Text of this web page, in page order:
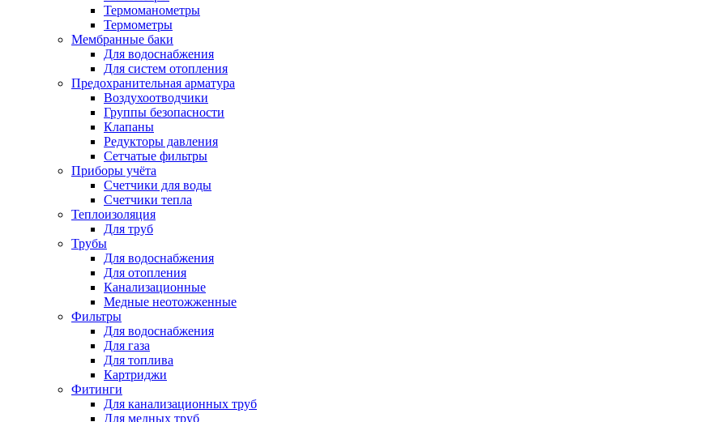
Термоманометры
Термометры
Мембранные баки
Для водоснабжения
Для систем отопления
Предохранительная арматура
Воздухоотводчики
Группы безопасности
Клапаны
Редукторы давления
Сетчатые фильтры
Приборы учёта
Счетчики для воды
Счетчики тепла
Теплоизоляция
Для труб
Трубы
Для водоснабжения
Для отопления
Канализационные
Медные неотожженные
Фильтры
Для водоснабжения
Для газа
Для топлива
Картриджи
Фитинги
Для канализационных труб
Для медных труб